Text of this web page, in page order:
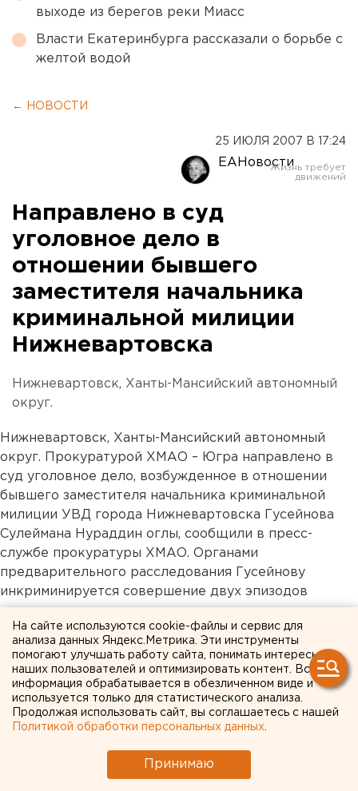
выходе из берегов реки Миасс
Власти Екатеринбурга рассказали о борьбе с
желтой водой
← НОВОСТИ
25 ИЮЛЯ 2007 В 17:24
ЕАНовости
Направлено в суд
уголовное дело в
отношении бывшего
заместителя начальника
криминальной милиции
Нижневартовска
Нижневартовск, Ханты-Мансийский автономный
округ.
Нижневартовск, Ханты-Мансийский автономный
округ. Прокуратурой ХМАО – Югра направлено в
суд уголовное дело, возбужденное в отношении
бывшего заместителя начальника криминальной
милиции УВД города Нижневартовска Гусейнова
Сулеймана Нураддин оглы, сообщили в пресс-
службе прокуратуры ХМАО. Органами
предварительного расследования Гусейнову
инкриминируется совершение двух эпизодов
преступления, предусмотренного пунктом «а» части
3 статьи 286 УК РФ (превышение должностных
полномочий с применением насилия или угрозы его
применения), пунктом «в» части 3 статьи 286 УК РФ
(превышение должностных полномочий, повлекшее
тяжкие последствия). Установлено, что Гусейнов,
являясь заместителем начальника криминальной
года используя как предлог материал проверки по
На сайте используются cookie-файлы и сервис для
анализа данных Яндекс.Метрика. Эти инструменты
помогают улучшать работу сайта, понимать интересы
наших пользователей и оптимизировать контент. Вся
информация обрабатывается в обезличенном виде и
используется только для статистического анализа.
Продолжая использовать сайт, вы соглашаетесь с нашей
Политикой обработки персональных данных
Принимаю